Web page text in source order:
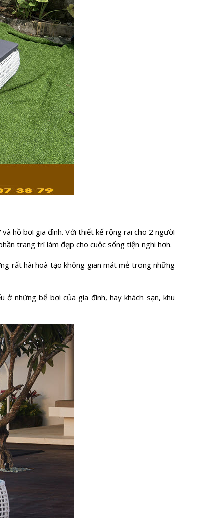
hồ bơi gia đình. Với thiết kế rộng rãi cho 2 người
trang trí làm đẹp cho cuộc sống tiện nghi hơn.
rất hài hoà tạo không gian mát mẻ trong những
những bể bơi của gia đình, hay khách sạn, khu